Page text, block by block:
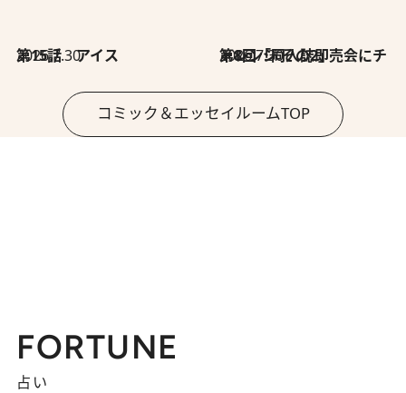
2026.7.30
第15話 アイス 2026.7.30
第8回「同人誌即売会にチャレンジ その2」
コミック＆エッセイルームTOP
FORTUNE
占い